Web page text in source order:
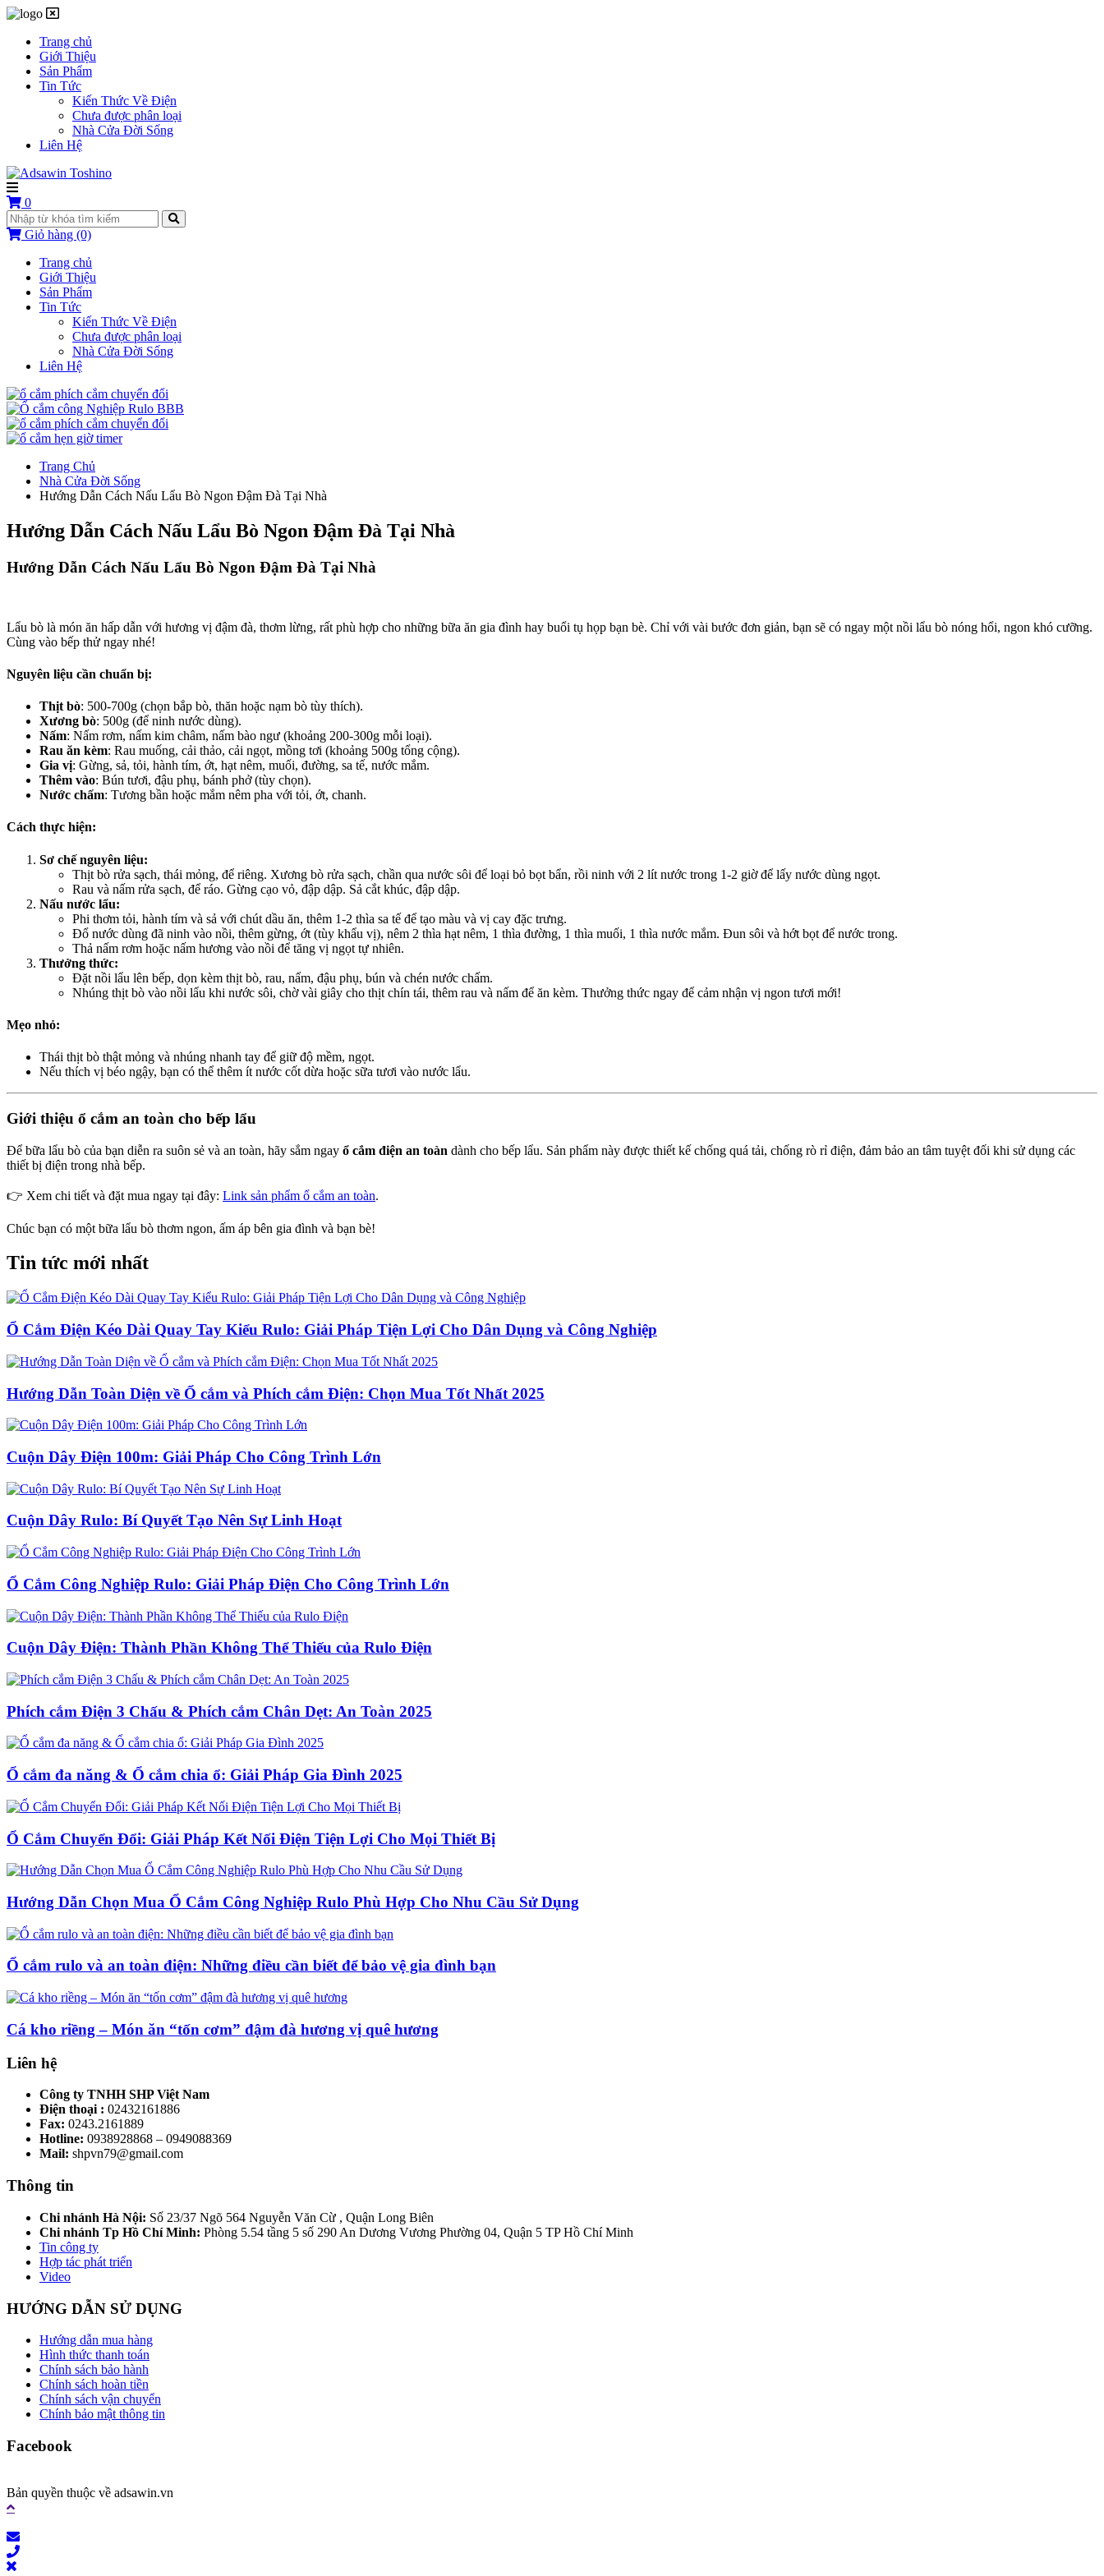
Trang chủ
Giới Thiệu
Sản Phẩm
Tin Tức
Kiến Thức Về Điện
Chưa được phân loại
Nhà Cửa Đời Sống
Liên Hệ
0
Giỏ hàng (0)
Trang chủ
Giới Thiệu
Sản Phẩm
Tin Tức
Kiến Thức Về Điện
Chưa được phân loại
Nhà Cửa Đời Sống
Liên Hệ
Trang Chủ
Nhà Cửa Đời Sống
Hướng Dẫn Cách Nấu Lẩu Bò Ngon Đậm Đà Tại Nhà
Hướng Dẫn Cách Nấu Lẩu Bò Ngon Đậm Đà Tại Nhà
Hướng Dẫn Cách Nấu Lẩu Bò Ngon Đậm Đà Tại Nhà
Lẩu bò là món ăn hấp dẫn với hương vị đậm đà, thơm lừng, rất phù hợp cho những bữa ăn gia đình hay buổi tụ họp bạn bè. Chỉ với vài bước đơn giản, bạn sẽ có ngay một nồi lẩu bò nóng hổi, ngon khó cưỡng.
Cùng vào bếp thử ngay nhé!
Nguyên liệu cần chuẩn bị:
Thịt bò: 500-700g (chọn bắp bò, thăn hoặc nạm bò tùy thích).
Xương bò: 500g (để ninh nước dùng).
Nấm: Nấm rơm, nấm kim châm, nấm bào ngư (khoảng 200-300g mỗi loại).
Rau ăn kèm: Rau muống, cải thảo, cải ngọt, mồng tơi (khoảng 500g tổng cộng).
Gia vị: Gừng, sả, tỏi, hành tím, ớt, hạt nêm, muối, đường, sa tế, nước mắm.
Thêm vào: Bún tươi, đậu phụ, bánh phở (tùy chọn).
Nước chấm: Tương bần hoặc mắm nêm pha với tỏi, ớt, chanh.
Cách thực hiện:
Sơ chế nguyên liệu:
Thịt bò rửa sạch, thái mỏng, để riêng. Xương bò rửa sạch, chần qua nước sôi để loại bỏ bọt bẩn, rồi ninh với 2 lít nước trong 1-2 giờ để lấy nước dùng ngọt.
Rau và nấm rửa sạch, để ráo. Gừng cạo vỏ, đập dập. Sả cắt khúc, đập dập.
Nấu nước lẩu:
Phi thơm tỏi, hành tím và sả với chút dầu ăn, thêm 1-2 thìa sa tế để tạo màu và vị cay đặc trưng.
Đổ nước dùng đã ninh vào nồi, thêm gừng, ớt (tùy khẩu vị), nêm 2 thìa hạt nêm, 1 thìa đường, 1 thìa muối, 1 thìa nước mắm. Đun sôi và hớt bọt để nước trong.
Thả nấm rơm hoặc nấm hương vào nồi để tăng vị ngọt tự nhiên.
Thưởng thức:
Đặt nồi lẩu lên bếp, dọn kèm thịt bò, rau, nấm, đậu phụ, bún và chén nước chấm.
Nhúng thịt bò vào nồi lẩu khi nước sôi, chờ vài giây cho thịt chín tái, thêm rau và nấm để ăn kèm. Thưởng thức ngay để cảm nhận vị ngon tươi mới!
Mẹo nhỏ:
Thái thịt bò thật mỏng và nhúng nhanh tay để giữ độ mềm, ngọt.
Nếu thích vị béo ngậy, bạn có thể thêm ít nước cốt dừa hoặc sữa tươi vào nước lẩu.
Giới thiệu ổ cắm an toàn cho bếp lẩu
Để bữa lẩu bò của bạn diễn ra suôn sẻ và an toàn, hãy sắm ngay ổ cắm điện an toàn dành cho bếp lẩu. Sản phẩm này được thiết kế chống quá tải, chống rò rỉ điện, đảm bảo an tâm tuyệt đối khi sử dụng các
thiết bị điện trong nhà bếp.
👉 Xem chi tiết và đặt mua ngay tại đây: Link sản phẩm ổ cắm an toàn.
Chúc bạn có một bữa lẩu bò thơm ngon, ấm áp bên gia đình và bạn bè!
Tin tức mới nhất
Ổ Cắm Điện Kéo Dài Quay Tay Kiểu Rulo: Giải Pháp Tiện Lợi Cho Dân Dụng và Công Nghiệp
Hướng Dẫn Toàn Diện về Ổ cắm và Phích cắm Điện: Chọn Mua Tốt Nhất 2025
Cuộn Dây Điện 100m: Giải Pháp Cho Công Trình Lớn
Cuộn Dây Rulo: Bí Quyết Tạo Nên Sự Linh Hoạt
Ổ Cắm Công Nghiệp Rulo: Giải Pháp Điện Cho Công Trình Lớn
Cuộn Dây Điện: Thành Phần Không Thể Thiếu của Rulo Điện
Phích cắm Điện 3 Chấu & Phích cắm Chân Dẹt: An Toàn 2025
Ổ cắm đa năng & Ổ cắm chia ổ: Giải Pháp Gia Đình 2025
Ổ Cắm Chuyển Đổi: Giải Pháp Kết Nối Điện Tiện Lợi Cho Mọi Thiết Bị
Hướng Dẫn Chọn Mua Ổ Cắm Công Nghiệp Rulo Phù Hợp Cho Nhu Cầu Sử Dụng
Ổ cắm rulo và an toàn điện: Những điều cần biết để bảo vệ gia đình bạn
Cá kho riềng – Món ăn “tốn cơm” đậm đà hương vị quê hương
Liên hệ
Công ty TNHH SHP Việt Nam
Điện thoại : 02432161886
Fax: 0243.2161889
Hotline: 0938928868 – 0949088369
Mail: shpvn79@gmail.com
Thông tin
Chi nhánh Hà Nội: Số 23/37 Ngõ 564 Nguyễn Văn Cừ , Quận Long Biên
Chi nhánh Tp Hồ Chí Minh: Phòng 5.54 tầng 5 số 290 An Dương Vương Phường 04, Quận 5 TP Hồ Chí Minh
Tin công ty
Hợp tác phát triển
Video
HƯỚNG DẪN SỬ DỤNG
Hướng dẫn mua hàng
Hình thức thanh toán
Chính sách bảo hành
Chính sách hoàn tiền
Chính sách vận chuyển
Chính bảo mật thông tin
Facebook
Bản quyền thuộc về adsawin.vn